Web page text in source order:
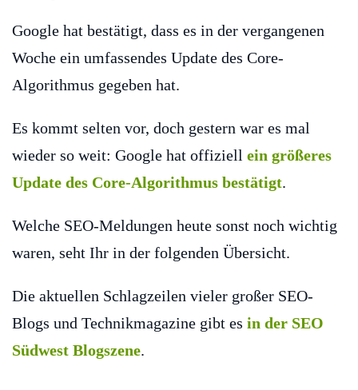
Google hat bestätigt, dass es in der vergangenen
Woche ein umfassendes Update des Core-
Algorithmus gegeben hat.
Es kommt selten vor, doch gestern war es mal
wieder so weit: Google hat offiziell ein größeres
Update des Core-Algorithmus bestätigt.
Welche SEO-Meldungen heute sonst noch wichtig
waren, seht Ihr in der folgenden Übersicht.
Die aktuellen Schlagzeilen vieler großer SEO-
Blogs und Technikmagazine gibt es in der SEO
Südwest Blogszene.